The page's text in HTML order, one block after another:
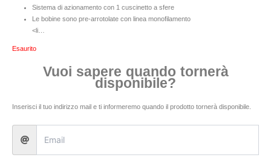
Sistema di azionamento con 1 cuscinetto a sfere
Le bobine sono pre-arrotolate con linea monofilamento
<li…
Esaurito
Vuoi sapere quando tornerà
disponibile?
Inserisci il tuo indirizzo mail e ti informeremo quando il prodotto tornerà disponibile.